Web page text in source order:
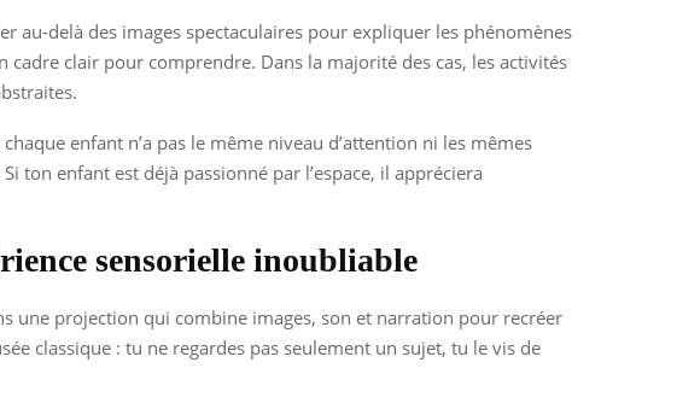
au-delà des images spectaculaires pour expliquer les phénomènes
cadre clair pour comprendre. Dans la majorité des cas, les activités
enfant n’a pas le même niveau d’attention ni les mêmes
ton enfant est déjà passionné par l’espace, il appréciera
sensorielle inoubliable
une projection qui combine images, son et narration pour recréer
classique : tu ne regardes pas seulement un sujet, tu le vis de